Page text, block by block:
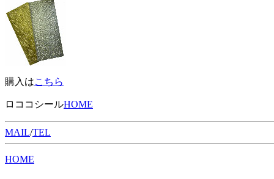
購入はこちら
ロココシールHOME
MAIL/TEL
HOME